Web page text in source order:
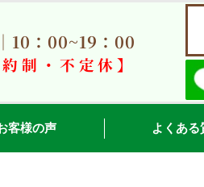
10：00~19：00
制・不定休】
客様の声 よくある